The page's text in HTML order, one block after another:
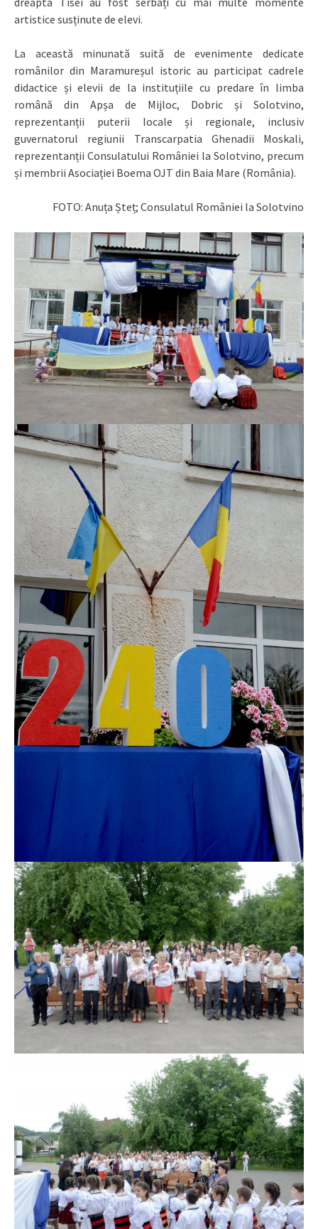
artistice susținute de elevi.
La această minunată suită de evenimente dedicate
românilor din Maramureșul istoric au participat cadrele
didactice și elevii de la instituțiile cu predare în limba
română din Apșa de Mijloc, Dobric și Solotvino,
reprezentanții puterii locale și regionale, inclusiv
guvernatorul regiunii Transcarpatia Ghenadii Moskali,
reprezentanții Consulatului României la Solotvino, precum
și membrii Asociației Boema OJT din Baia Mare (România).
FOTO: Anuța Șteț; Consulatul României la Solotvino